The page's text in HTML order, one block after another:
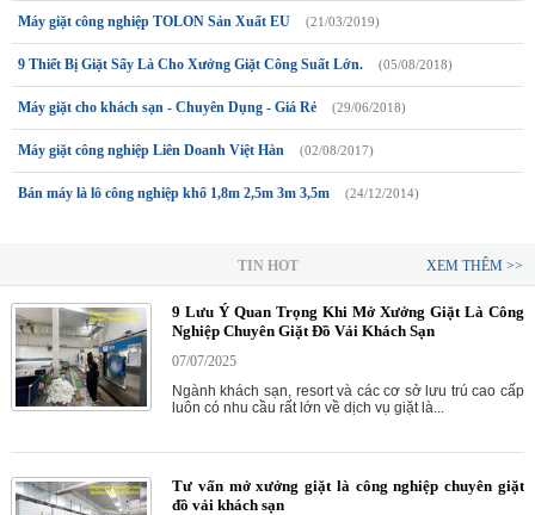
Máy giặt công nghiệp TOLON Sản Xuất EU (21/03/2019)
9 Thiết Bị Giặt Sấy Là Cho Xưởng Giặt Công Suất Lớn. (05/08/2018)
Máy giặt cho khách sạn - Chuyên Dụng - Giá Rẻ (29/06/2018)
Máy giặt công nghiệp Liên Doanh Việt Hàn (02/08/2017)
Bán máy là lô công nghiệp khổ 1,8m 2,5m 3m 3,5m (24/12/2014)
TIN HOT XEM THÊM >>
9 Lưu Ý Quan Trọng Khi Mở Xưởng Giặt Là Công
Nghiệp Chuyên Giặt Đồ Vải Khách Sạn
07/07/2025
Ngành khách sạn, resort và các cơ sở lưu trú cao cấp
luôn có nhu cầu rất lớn về dịch vụ giặt là...
Tư vấn mở xưởng giặt là công nghiệp chuyên giặt
đồ vải khách sạn